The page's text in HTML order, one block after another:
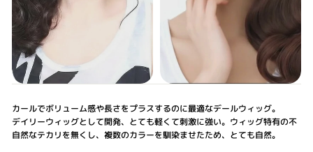
カールでボリューム感や長さをプラスするのに最適なデールウィッグ。
デイリーウィッグとして開発、とても軽くて刺激に強い。ウィッグ特有の不
自然なテカリを無くし、複数のカラーを馴染ませたため、とても自然。